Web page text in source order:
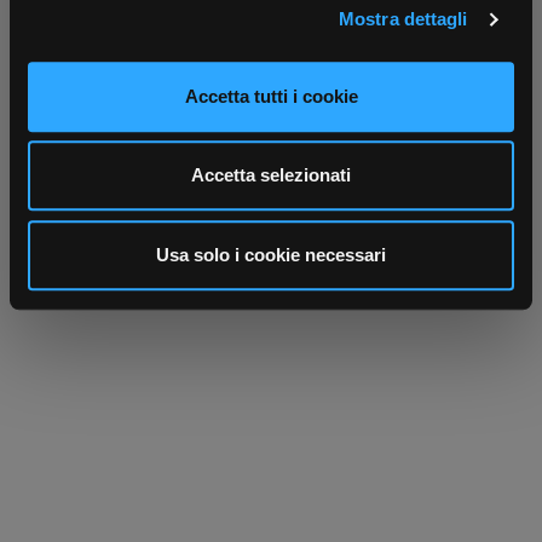
Approfondisci come vengono elaborati i tuoi dati personali
dalla Dichiarazione sui cookie.
Utilizziamo i cookie per personalizzare contenuti ed
analizzare il nostro traffico. Condividiamo inoltre
informazioni sul modo in cui utilizza il nostro sito con i
nostri partner che si occupano di analisi dei dati web,
pubblicità e social media, i quali potrebbero combinarle
Mostra dettagli
Accetta tutti i cookie
Accetta selezionati
Usa solo i cookie necessari
Parla con il tuo customer care
Negozi di materiale elettrico vicino a